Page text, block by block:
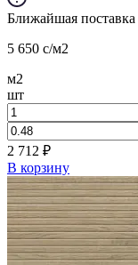
Ближайшая поставка
5 650 c/м2
м2
шт
2 712 ₽
В корзину